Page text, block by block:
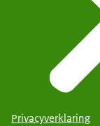
Privacyverklaring